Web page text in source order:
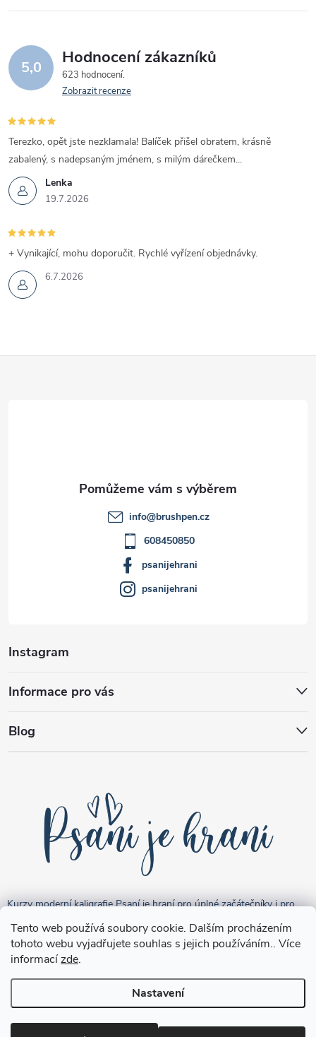
Tento web používá soubory cookie. Dalším procházením
tohoto webu vyjadřujete souhlas s jejich používáním.. Více
informacízde.
Nastavení
p
i
s
u
5,0 Hodnocení zákazníků
623 hodnocení
Zobrazit recenze
Lenka
19.7.2026
Terezko, opět jste nezklamala! Balíček přišel obratem, krásně
zabalený, s nadepsaným jménem, s milým dárečkem...
6.7.2026
+ Vynikající, mohu doporučit. Rychlé vyřízení objednávky.
Instagram
Informace pro vás
Blog
info@brushpen.cz
608450850
psanijehrani
psanijehrani
Kurzy moderní kaligrafie Psaní je hraní pro úplné začátečníky i pro
pokročilejší "kreativce".
Copyright 2026Brushpen.cz. Všechna práva vyhrazena.Upravit
nastavení cookies